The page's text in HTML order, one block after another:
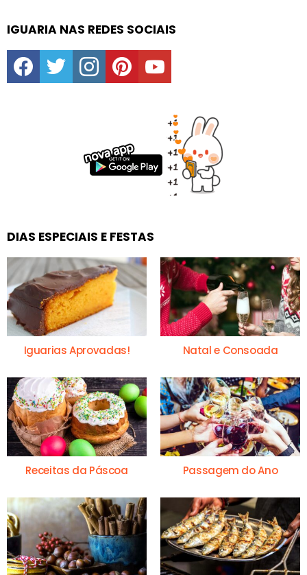
IGUARIA NAS REDES SOCIAIS
facebooktwitter instagrampinterestyoutube
DIAS ESPECIAIS E FESTAS
Iguarias Aprovadas! Natal e Consoada
Receitas da Páscoa Passagem do Ano